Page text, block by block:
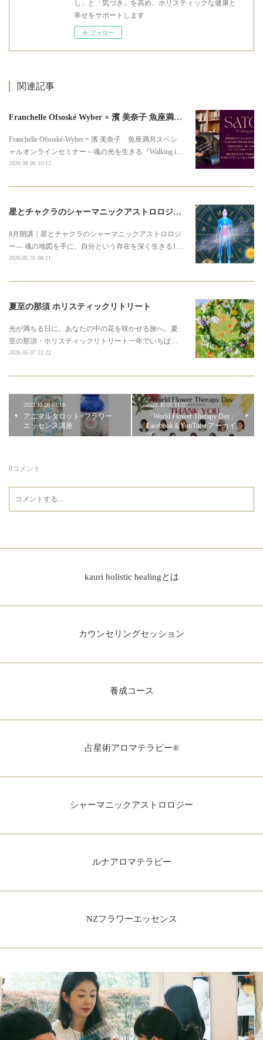
し」と「気づき」を高め、ホリスティックな健康と
幸せをサポートします
フォロー
関連記事
Franchelle Ofsoské Wyber × 濱 美奈子 魚座満月スペシャルオンラインセミナー
Franchelle Ofsoské-Wyber × 濱 美奈子 魚座満月スペシ
ャルオンラインセミナー～魂の光を生きる『Walking i…
2026.08.06 10:13
星とチャクラのシャーマニックアストロロジー3期募集のお知らせ
8月開講｜星とチャクラのシャーマニックアストロロジ
ー― 魂の地図を手に、自分という存在を深く生きる1…
2026.05.31 08:11
夏至の那須 ホリスティックリトリート
光が満ちる日に、あなたの中の花を咲かせる旅へ。夏
至の那須・ホリスティックリトリート一年でいちば…
2026.05.07 22:22
2022.10.28 03:18
アニマルタロット×フラワー
エッセンス講座
2022.10.01 11:07
「World Flower Therapy Day」
Facebook＆YouTube アーカイ
ブ
0コメント
kauri holistic healingとは
カウンセリングセッション
養成コース
占星術アロマテラピー®
シャーマニックアストロロジー
ルナアロマテラピー
NZフラワーエッセンス